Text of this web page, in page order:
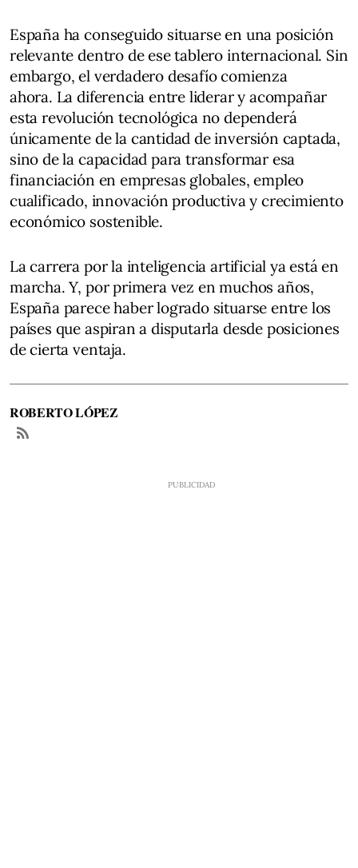
España ha conseguido situarse en una posición
relevante dentro de ese tablero internacional. Sin
embargo, el verdadero desafío comienza
ahora. La diferencia entre liderar y acompañar
esta revolución tecnológica no dependerá
únicamente de la cantidad de inversión captada,
sino de la capacidad para transformar esa
financiación en empresas globales, empleo
cualificado, innovación productiva y crecimiento
económico sostenible.
La carrera por la inteligencia artificial ya está en
marcha. Y, por primera vez en muchos años,
España parece haber logrado situarse entre los
países que aspiran a disputarla desde posiciones
de cierta ventaja.
ROBERTO LÓPEZ